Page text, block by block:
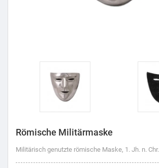
Römische Militärmaske
Militärisch genutzte römische Maske, 1. Jh. n. Chr.